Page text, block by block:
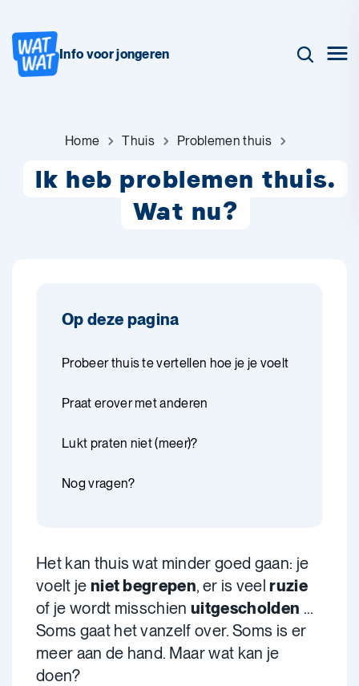
Info voor jongeren
Home Thuis Problemen thuis
Ik heb problemen thuis.
Wat nu?
Op deze pagina
Probeer thuis te vertellen hoe je je voelt
Praat erover met anderen
Lukt praten niet (meer)?
Nog vragen?
Het kan thuis wat minder goed gaan: je
voelt je niet begrepen, er is veelruzie
of je wordt misschienuitgescholden ...
Soms gaat het vanzelf over. Soms is er
meer aan de hand. Maar wat kan je
doen?